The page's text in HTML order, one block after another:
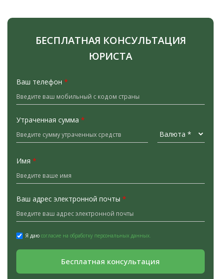
БЕСПЛАТНАЯ КОНСУЛЬТАЦИЯ
ЮРИСТА
Ваш телефон *
Утраченная сумма *
Имя *
Ваш адрес электронной почты *
Я даю согласие на обработку персональных данных.
Бесплатная консультация